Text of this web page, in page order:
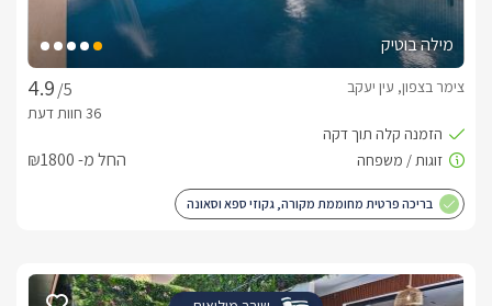
מילה בוטיק
/5
צימר בצפון, עין יעקב
החל מ- ₪1800
בריכה פרטית מחוממת מקורה, גקוזי ספא וסאונה